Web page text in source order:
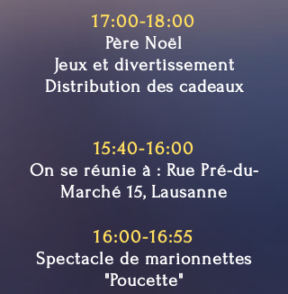
17:00-18:00
Père Noël
Jeux et divertissement
Distribution des cadeaux
15:40-16:00
On se réunie à : Rue Pré-du-
Marché 15, Lausanne
16:00-16:55
Spectacle de marionnettes
"Poucette"